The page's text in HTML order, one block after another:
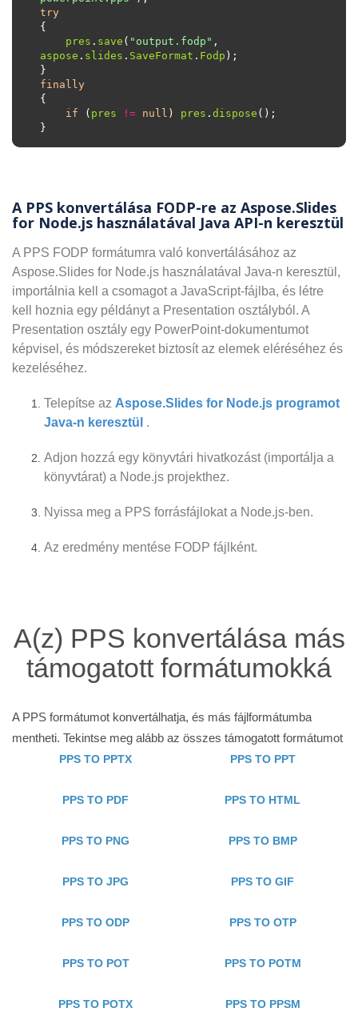
try
pres . save ( "output.fodp"
aspose . slides . SaveFormat . Fodp
finally
if ( pres != null ) pres . dispose
A PPS konvertálása FODP-re az Aspose.Slides
for Node.js használatával Java API-n keresztül
A PPS FODP formátumra való konvertálásához az
Aspose.Slides for Node.js használatával Java-n keresztül,
importálnia kell a csomagot a JavaScript-fájlba, és létre
kell hoznia egy példányt a Presentation osztályból. A
Presentation osztály egy PowerPoint-dokumentumot
képvisel, és módszereket biztosít az elemek eléréséhez és
kezeléséhez.
Telepítse az Aspose.Slides for Node.js programot
Java-n keresztül .
Adjon hozzá egy könyvtári hivatkozást (importálja a
könyvtárat) a Node.js projekthez.
Nyissa meg a PPS forrásfájlokat a Node.js-ben.
Az eredmény mentése FODP fájlként.
A(z) PPS konvertálása más
támogatott formátumokká
A PPS formátumot konvertálhatja, és más fájlformátumba
mentheti. Tekintse meg alább az összes támogatott formátumot
PPS TO PPTX PPS TO PPT
PPS TO PDF PPS TO HTML
PPS TO PNG PPS TO BMP
PPS TO JPG PPS TO GIF
PPS TO ODP PPS TO OTP
PPS TO POT PPS TO POTM
PPS TO POTX PPS TO PPSM